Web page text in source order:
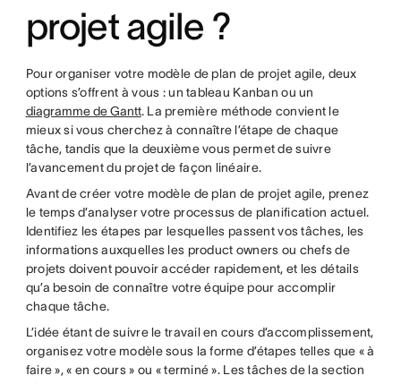
projet agile ?
Pour organiser votre modèle de plan de projet agile, deux
options s’offrent à vous : un tableau Kanban ou un
diagramme de Gantt. La première méthode convient le
mieux si vous cherchez à connaître l’étape de chaque
tâche, tandis que la deuxième vous permet de suivre
l’avancement du projet de façon linéaire.
Avant de créer votre modèle de plan de projet agile, prenez
le temps d’analyser votre processus de planification actuel.
Identifiez les étapes par lesquelles passent vos tâches, les
informations auxquelles les product owners ou chefs de
projets doivent pouvoir accéder rapidement, et les détails
qu’a besoin de connaître votre équipe pour accomplir
chaque tâche.
L’idée étant de suivre le travail en cours d’accomplissement,
organisez votre modèle sous la forme d’étapes telles que « à
faire », « en cours » ou « terminé ». Les tâches de la section